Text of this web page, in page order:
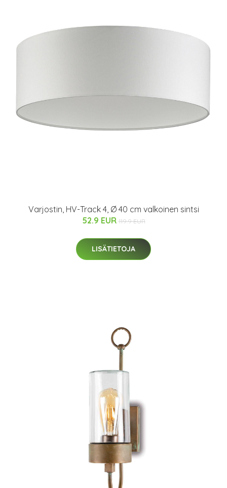
Varjostin, HV-Track 4, Ø 40 cm valkoinen sintsi
52.9 EUR 119.9 EUR
LISÄTIETOJA